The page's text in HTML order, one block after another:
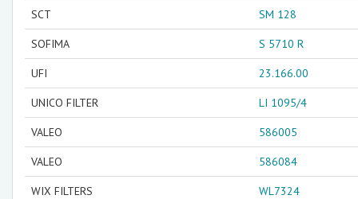
SCT SM 128
SOFIMA S 5710 R
UFI 23.166.00
UNICO FILTER LI 1095/4
VALEO 586005
VALEO 586084
WIX FILTERS WL7324